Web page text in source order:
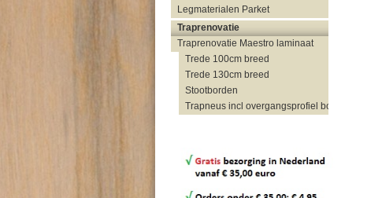
Legmaterialen Parket
Traprenovatie
Traprenovatie Maestro laminaat
Trede 100cm breed
Trede 130cm breed
Stootborden
Trapneus incl overgangsprofiel bovenzijde trap